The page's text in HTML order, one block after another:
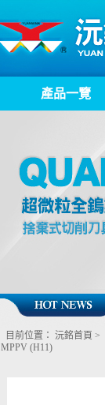
產品一覽
目前位置： 沅銘首頁 >
MPPV (H11)